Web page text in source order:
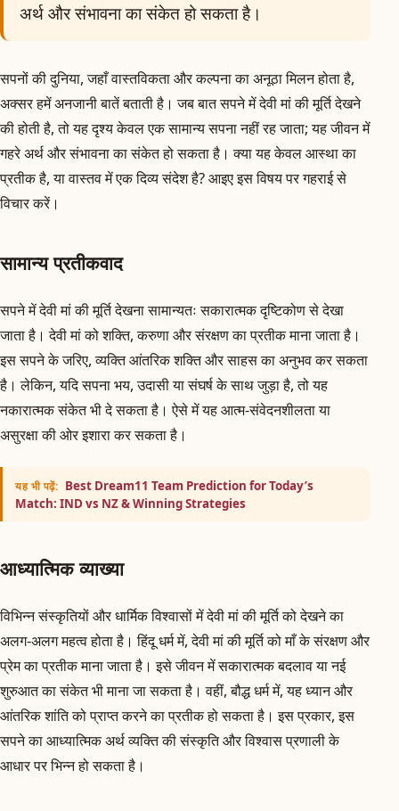
अर्थ और संभावना का संकेत हो सकता है।
सपनों की दुनिया, जहाँ वास्तविकता और कल्पना का अनूठा मिलन होता है,
अक्सर हमें अनजानी बातें बताती है। जब बात सपने में देवी मां की मूर्ति देखने
की होती है, तो यह दृश्य केवल एक सामान्य सपना नहीं रह जाता; यह जीवन में
गहरे अर्थ और संभावना का संकेत हो सकता है। क्या यह केवल आस्था का
प्रतीक है, या वास्तव में एक दिव्य संदेश है? आइए इस विषय पर गहराई से
विचार करें।
सामान्य प्रतीकवाद
सपने में देवी मां की मूर्ति देखना सामान्यतः सकारात्मक दृष्टिकोण से देखा
जाता है। देवी मां को शक्ति, करुणा और संरक्षण का प्रतीक माना जाता है।
इस सपने के जरिए, व्यक्ति आंतरिक शक्ति और साहस का अनुभव कर सकता
है। लेकिन, यदि सपना भय, उदासी या संघर्ष के साथ जुड़ा है, तो यह
नकारात्मक संकेत भी दे सकता है। ऐसे में यह आत्म-संवेदनशीलता या
असुरक्षा की ओर इशारा कर सकता है।
यह भी पढ़ें: Best Dream11 Team Prediction for Today’s
Match: IND vs NZ & Winning Strategies
आध्यात्मिक व्याख्या
विभिन्न संस्कृतियों और धार्मिक विश्वासों में देवी मां की मूर्ति को देखने का
अलग-अलग महत्व होता है। हिंदू धर्म में, देवी मां की मूर्ति को माँ के संरक्षण और
प्रेम का प्रतीक माना जाता है। इसे जीवन में सकारात्मक बदलाव या नई
शुरुआत का संकेत भी माना जा सकता है। वहीं, बौद्ध धर्म में, यह ध्यान और
आंतरिक शांति को प्राप्त करने का प्रतीक हो सकता है। इस प्रकार, इस
सपने का आध्यात्मिक अर्थ व्यक्ति की संस्कृति और विश्वास प्रणाली के
आधार पर भिन्न हो सकता है।